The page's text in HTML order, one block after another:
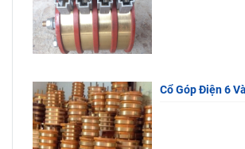
Cổ Góp Điện 6